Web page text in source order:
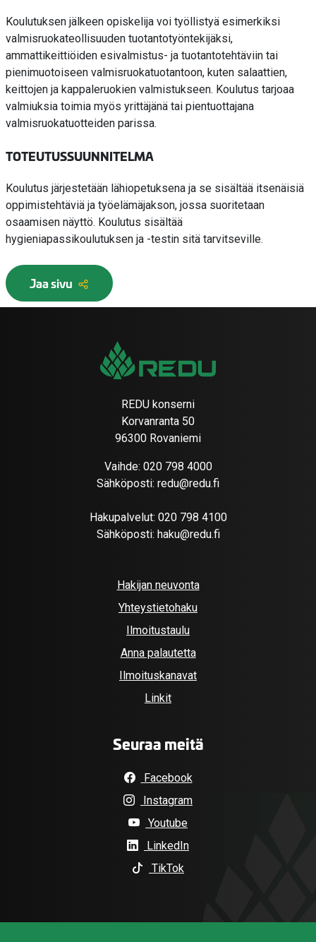
Koulutuksen jälkeen opiskelija voi työllistyä esimerkiksi
valmisruokateollisuuden tuotantotyöntekijäksi,
ammattikeittiöiden esivalmistus- ja tuotantotehtäviin tai
pienimuotoiseen valmisruokatuotantoon, kuten salaattien,
keittojen ja kappaleruokien valmistukseen. Koulutus tarjoaa
valmiuksia toimia myös yrittäjänä tai pientuottajana
valmisruokatuotteiden parissa.
TOTEUTUSSUUNNITELMA
Koulutus järjestetään lähiopetuksena ja se sisältää itsenäisiä
oppimistehtäviä ja työelämäjakson, jossa suoritetaan
osaamisen näyttö. Koulutus sisältää
hygieniapassikoulutuksen ja -testin sitä tarvitseville.
Jaa sivu
REDU konserni
Korvanranta 50
96300 Rovaniemi
Vaihde: 020 798 4000
Sähköposti: redu@redu.fi
Hakupalvelut: 020 798 4100
Sähköposti: haku@redu.fi
Hakijan neuvonta
Yhteystietohaku
Ilmoitustaulu
Anna palautetta
Ilmoituskanavat
Linkit
Seuraa meitä
Facebook
Instagram
Youtube
LinkedIn
TikTok